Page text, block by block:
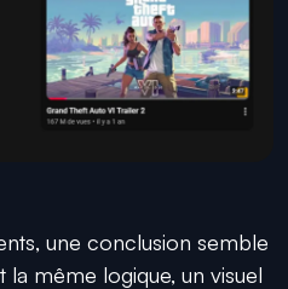
une conclusion semble
la même logique, un visuel